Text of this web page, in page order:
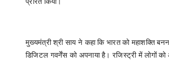
मुख्यमंत्री श्री साय ने कहा कि भारत को महाशक्ति
डिजिटल गवर्नेंस को अपनाया है। रजिस्ट्री में लोगों